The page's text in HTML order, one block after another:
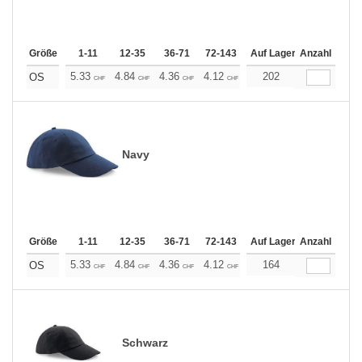
Größe 1-11 12-35 36-71 72-143 144-287 288 +
Auf Lager Anzahl
OS 5.33 CHF 4.84 CHF 4.36 CHF 4.12 CHF 3.87CHF
202
Navy
Größe 1-11 12-35 36-71 72-143 144-287 288 +
Auf Lager Anzahl
OS 5.33 CHF 4.84 CHF 4.36 CHF 4.12 CHF 3.87CHF
164
Schwarz